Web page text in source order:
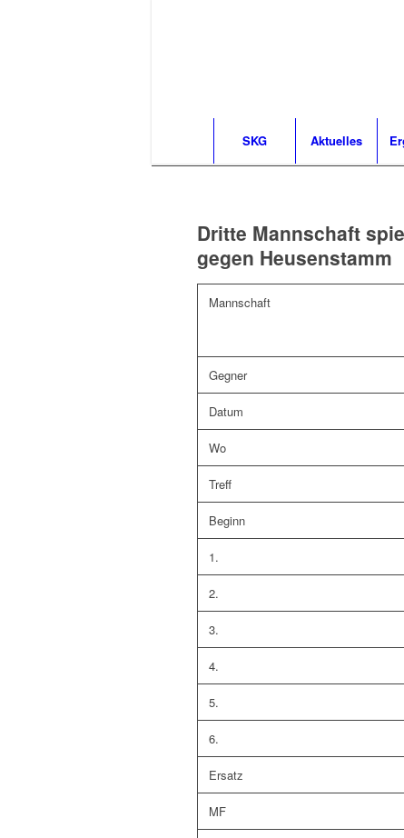
SKG Aktuelles
Dritte Mannschaft
gegen Heusenstamm
Mannschaft
Gegner
Datum
Wo
Treff
Beginn
1.
2.
3.
4.
5.
6.
Ersatz
MF